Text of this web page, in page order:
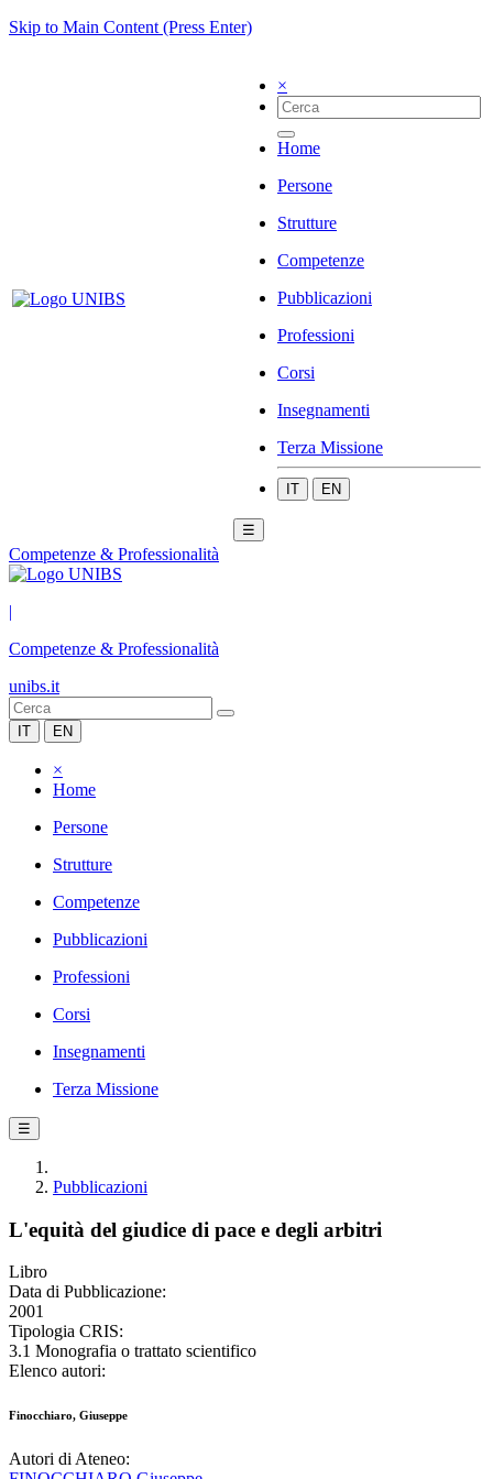
Skip to Main Content (Press Enter)
×
Home
Persone
Strutture
Competenze
Pubblicazioni
Professioni
Corsi
Insegnamenti
Terza Missione
IT EN
☰
Competenze & Professionalità
|
Competenze & Professionalità
unibs.it
IT EN
×
Home
Persone
Strutture
Competenze
Pubblicazioni
Professioni
Corsi
Insegnamenti
Terza Missione
☰
Pubblicazioni
L'equità del giudice di pace e degli arbitri
Libro
Data di Pubblicazione:
2001
Tipologia CRIS:
3.1 Monografia o trattato scientifico
Elenco autori:
Finocchiaro, Giuseppe
Autori di Ateneo: